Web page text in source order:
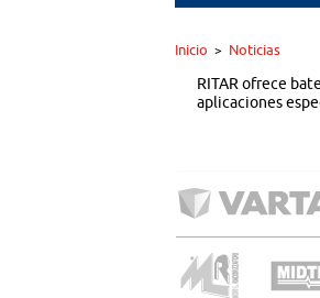
Inicio > Noticias
RITAR ofrece
aplicaciones